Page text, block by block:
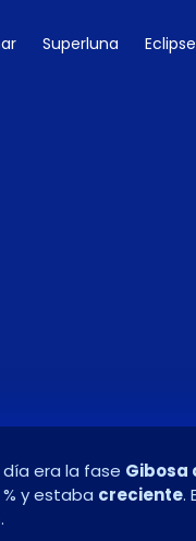
Superluna
era la fase Gibosa
% y estaba creciente.